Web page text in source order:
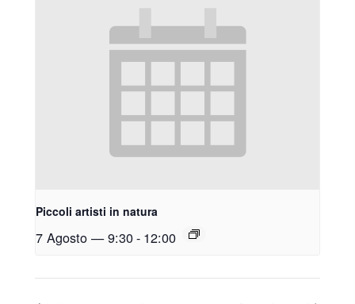
Piccoli artisti in natura
7 Agosto — 9:30- 12:00